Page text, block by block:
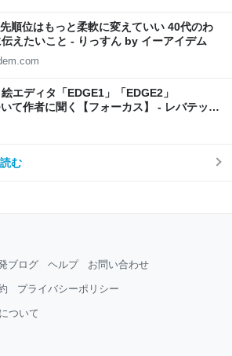
順位はもっと柔軟に変えていい 40代のわ
えたいこと - りっすん by イーアイデム
エディタ「EDGE1」「EDGE2」
て作者に聞く【フォーカス】 - レバテック
む
ブログ ヘルプ お問い合わせ
プライバシーポリシー
ついて